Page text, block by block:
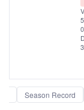
3
Season Record